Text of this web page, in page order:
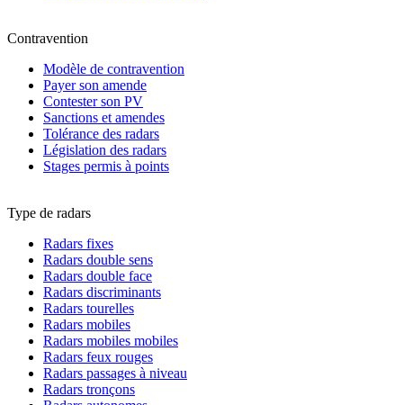
Contravention
Modèle de contravention
Payer son amende
Contester son PV
Sanctions et amendes
Tolérance des radars
Législation des radars
Stages permis à points
Type de radars
Radars fixes
Radars double sens
Radars double face
Radars discriminants
Radars tourelles
Radars mobiles
Radars mobiles mobiles
Radars feux rouges
Radars passages à niveau
Radars tronçons